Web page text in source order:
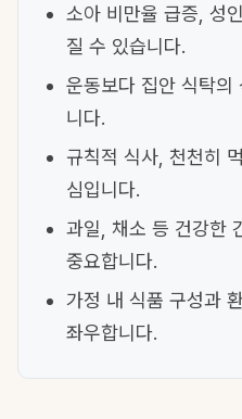
소아 비만율 급증, 성
질 수 있습니다.
운동보다 집안 식탁의
니다.
규칙적 식사, 천천히
심입니다.
과일, 채소 등 건강한
중요합니다.
가정 내 식품 구성과
좌우합니다.